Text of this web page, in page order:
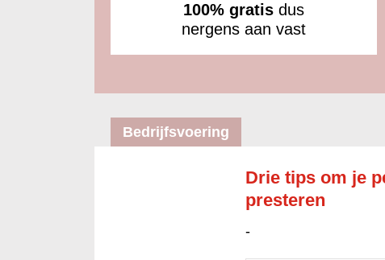
100% gratis dus
nergens aan vast
Bedrijfsvoering
Drie tips om je
presteren
-